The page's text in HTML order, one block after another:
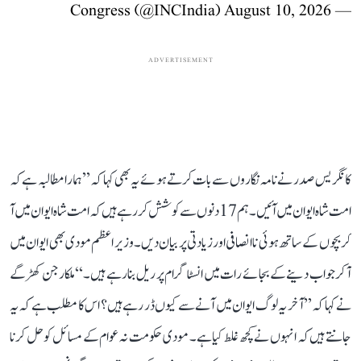
— Congress (@INCIndia)
August 10, 2026
ADVERTISEMENT
کانگریس صدر نے نامہ نگاروں سے بات کرتے ہوئے یہ بھی کہا کہ ’’ہمارا مطالبہ ہے کہ
امت شاہ ایوان میں آئیں۔ ہم 17 دنوں سے کوشش کر رہے ہیں کہ امت شاہ ایوان میں آ
کر بچوں کے ساتھ ہوئی ناانصافی اور زیادتی پر بیان دیں۔ وزیر اعظم مودی بھی ایوان میں
آ کر جواب دینے کے بجائے رات میں انسٹاگرام پر ریل بنا رہے ہیں۔‘‘ ملکارجن کھڑگے
نے کہا کہ ’’آخر یہ لوگ ایوان میں آنے سے کیوں ڈر رہے ہیں؟ اس کا مطلب ہے کہ یہ
جانتے ہیں کہ انہوں نے کچھ غلط کیا ہے۔ مودی حکومت نہ عوام کے مسائل کو حل کرنا